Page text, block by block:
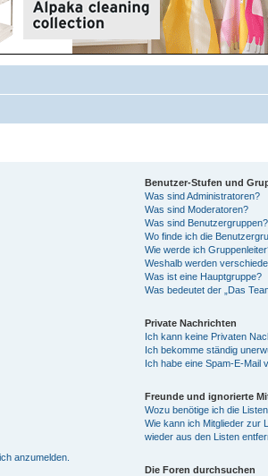
anzumelden.
Benutzer-Stufen und
Was sind Administratoren?
Was sind Moderatoren?
Was sind Benutzergruppen?
Wo finde ich die
Wie werde ich
Weshalb werden
Was ist eine Hauptgruppe?
Was bedeutet der „Das
Private Nachrichten
Ich kann keine Privaten
Ich bekomme ständig
Ich habe eine Spam-E-Mail
Freunde und ignorierte
Wozu benötige ich die
Wie kann ich Mitglieder zur
wieder aus den Listen
Die Foren durchsuchen